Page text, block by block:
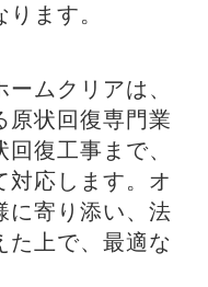
ます。
ムクリアは、
原状回復専門業
復工事まで、
対応します。オ
に寄り添い、法
た上で、最適な